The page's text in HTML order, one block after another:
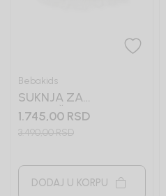
Bebakids
SUKNJA ZA
DEVOJČICE SENJA
1.745,00 RSD
3.490,00RSD
DODAJ U KORPU